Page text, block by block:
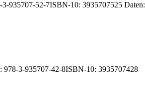
935707-52-7ISBN-10: 3935707525 Daten:
978-3-935707-42-8ISBN-10: 3935707428